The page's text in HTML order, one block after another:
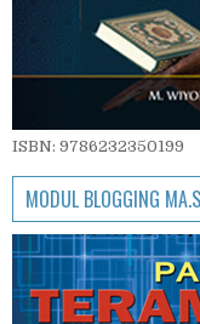
ISBN: 9786232350199
MODUL BLOGGING